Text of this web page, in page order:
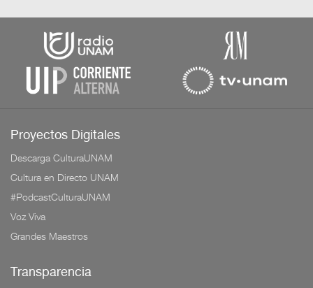
Proyectos Digitales
Descarga CulturaUNAM
Cultura en Directo UNAM
#PodcastCulturaUNAM
Voz Viva
Grandes Maestros
Transparencia